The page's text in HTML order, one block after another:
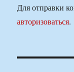
Для отправки
авторизоваться.